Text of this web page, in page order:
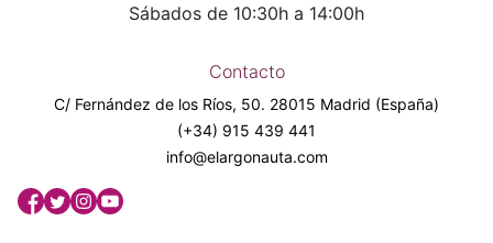
Sábados de 10:30h a 14:00h
Contacto
C/ Fernández de los Ríos, 50. 28015 Madrid (España)
(+34) 915 439 441
info@elargonauta.com